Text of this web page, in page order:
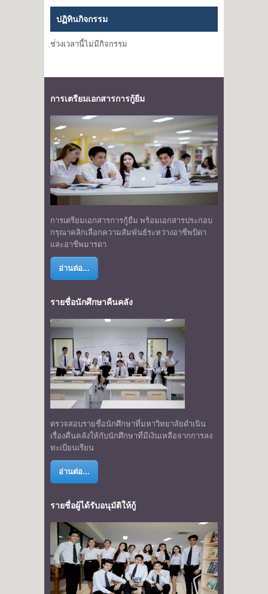
ปฏิทินกิจกรรม
ช่่วงเวลานี้ไม่มีกิจกรรม
การเตรียมเอกสารการกู้ยืม
การเตรียมเอกสารการกู้ยืม พร้อมเอกสารประกอบ
กรุณาคลิกเลือกความสัมพันธ์ระหว่างอาชีพบิดา
และอาชีพมารดา
อ่านต่อ...
รายชื่อนักศึกษาคืนคลัง
ตรวจสอบรายชื่อนักศึกษาที่มหาวิทยาลัยดำเนิน
เรื่องคืนคลังให้กับนักศึกษาที่มีเงินเหลือจากการลง
ทะเบียนเรียน
อ่านต่อ...
รายชื่อผู้ได้รับอนุมัติให้กู้